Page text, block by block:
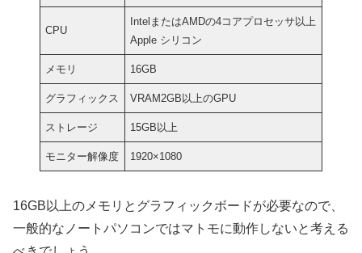
CPU
IntelまたはAMDの4コアプロセッサ以上
Apple シリコン
メモリ 16GB
グラフィックス VRAM2GB以上のGPU
ストレージ 15GB以上
モニター解像度 1920×1080
16GB以上のメモリとグラフィックボードが必要なので、
一般的なノートパソコンではマトモに動作しないと考える